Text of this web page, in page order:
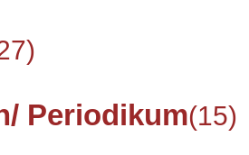
Periodikum(15)